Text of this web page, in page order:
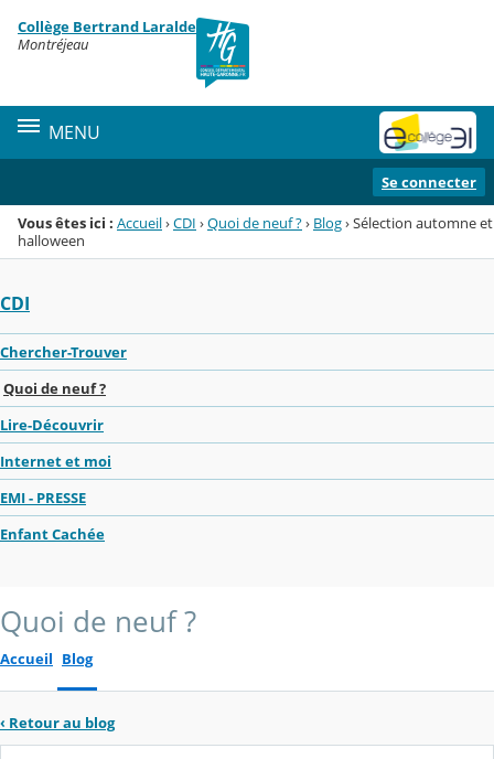
Menu de la rubrique
Contenu
Collège Bertrand Laralde
Montréjeau
MENU
Se connecter
Vous êtes ici : Accueil›CDI ›Quoi de neuf ?› Blog›Sélection automne et
halloween
CDI
Chercher-Trouver
Quoi de neuf ?
Lire-Découvrir
Internet et moi
EMI - PRESSE
Enfant Cachée
Quoi de neuf ?
Accueil Blog
‹ Retour au blog